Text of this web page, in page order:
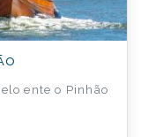
ente o Pinhão